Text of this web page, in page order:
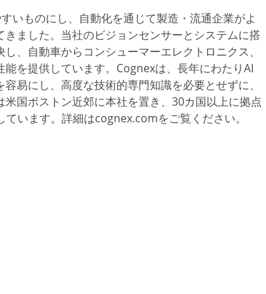
いものにし、自動化を通じて製造・流通企業がよ
ました。当社のビジョンセンサーとシステムに搭
、自動車からコンシューマーエレクトロニクス、
を提供しています。Cognexは、長年にわたりAI
易にし、高度な技術的専門知識を必要とせずに、
国ボストン近郊に本社を置き、30カ国以上に拠点
います。詳細はcognex.comをご覧ください。